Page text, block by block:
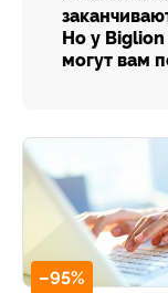
Но у
могут вам
–95%